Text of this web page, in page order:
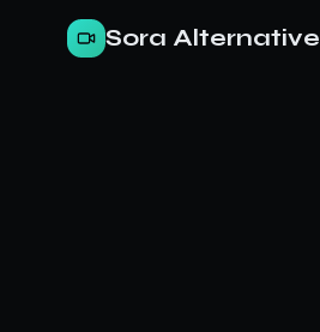
Sora Alternative